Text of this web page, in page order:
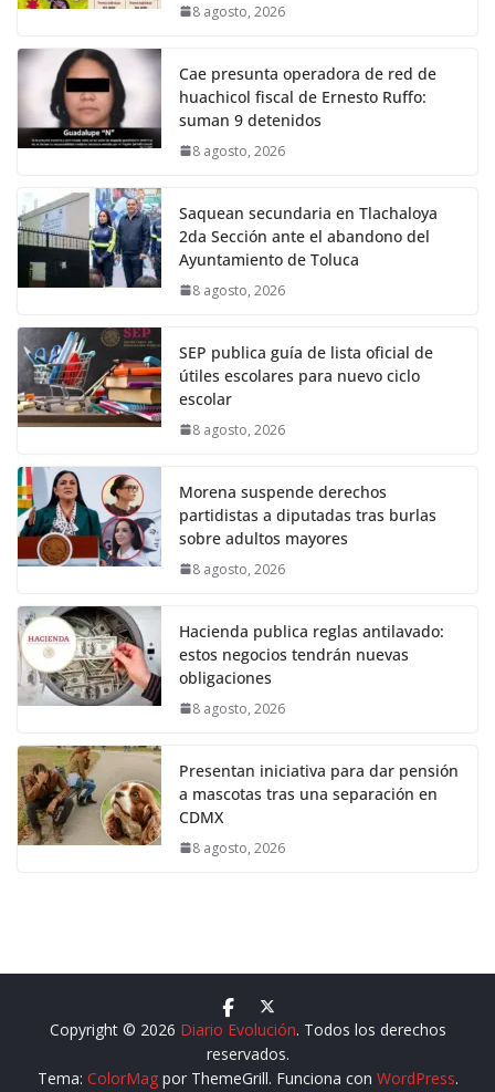
8 agosto, 2026
Cae presunta operadora de red de
huachicol fiscal de Ernesto Ruffo:
suman 9 detenidos
8 agosto, 2026
Saquean secundaria en Tlachaloya
2da Sección ante el abandono del
Ayuntamiento de Toluca
8 agosto, 2026
SEP publica guía de lista oficial de
útiles escolares para nuevo ciclo
escolar
8 agosto, 2026
Morena suspende derechos
partidistas a diputadas tras burlas
sobre adultos mayores
8 agosto, 2026
Hacienda publica reglas antilavado:
estos negocios tendrán nuevas
obligaciones
8 agosto, 2026
Presentan iniciativa para dar pensión
a mascotas tras una separación en
CDMX
8 agosto, 2026
Copyright © 2026 Diario Evolución. Todos los derechos
reservados.
Tema: ColorMagpor ThemeGrill. Funciona con WordPress.